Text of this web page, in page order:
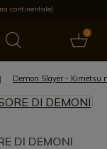
continentale)
0
Marche
Demon Slayer - Kimetsu
DI DEMONI